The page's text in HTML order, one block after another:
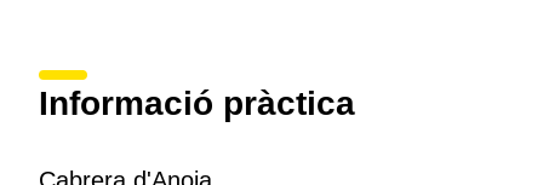
Informació pràctica